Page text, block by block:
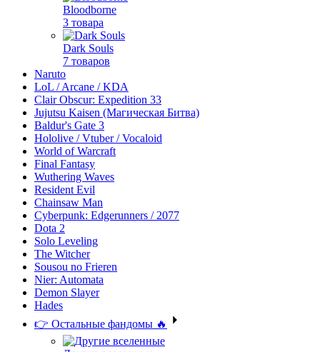
Bloodborne
3 товара
Dark Souls
7 товаров
Naruto
LoL / Arcane / KDA
Clair Obscur: Expedition 33
Jujutsu Kaisen (Магическая Битва)
Baldur's Gate 3
Hololive / Vtuber / Vocaloid
World of Warcraft
Final Fantasy
Wuthering Waves
Resident Evil
Chainsaw Man
Cyberpunk: Edgerunners / 2077
Dota 2
Solo Leveling
The Witcher
Sousou no Frieren
Nier: Automata
Demon Slayer
Hades
👉 Остальные фандомы 🔥